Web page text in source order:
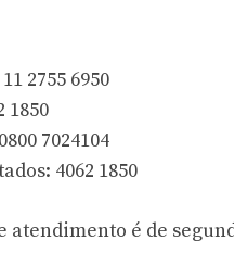
2755 6950
1850
7024104
4062 1850
atendimento é de